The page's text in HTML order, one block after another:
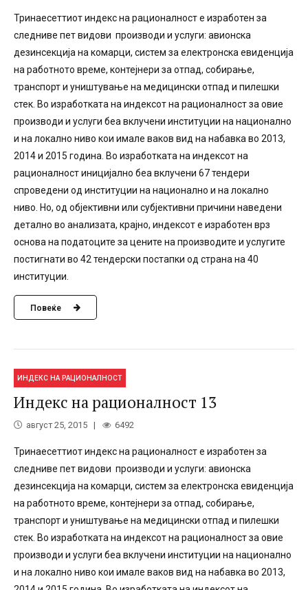
Тринаесеттиот индекс на рационалност е изработен за
следниве пет видови производи и услуги: авионска
дезинсекција на комарци, систем за електронска евиденција
на работното време, контејнери за отпад, собирање,
транспoрт и уништување на медицински отпад и пилешки
стек. Во изработката на индексот на рационалност за овие
производи и услуги беа вклучени институции на национално
и на локално ниво кои имале ваков вид на набавка во 2013,
2014 и 2015 година. Во изработката на индексот на
рационалност иницијално беа вклучени 67 тендери
спроведени од институции на национално и на локално
ниво. Но, од објективни или субјективни причини наведени
детално во анализата, крајно, индексот е изработен врз
основа на податоците за цените на производите и услугите
постигнати во 42 тендерски постапки од страна на 40
институции.
Повеќе
ИНДЕКС НА РАЦИОНАЛНОСТ
Индекс на рационалност 13
август 25, 2015 6492
Тринаесеттиот индекс на рационалност е изработен за
следниве пет видови производи и услуги: авионска
дезинсекција на комарци, систем за електронска евиденција
на работното време, контејнери за отпад, собирање,
транспoрт и уништување на медицински отпад и пилешки
стек. Во изработката на индексот на рационалност за овие
производи и услуги беа вклучени институции на национално
и на локално ниво кои имале ваков вид на набавка во 2013,